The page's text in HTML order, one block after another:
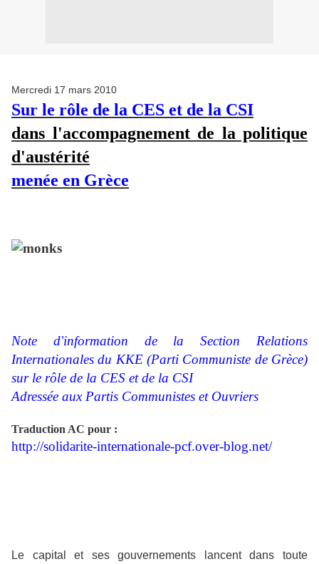
Mercredi 17 mars 2010
Sur le rôle de la CES et de la CSI
dans l'accompagnement de la politique
d'austérité
menée en Grèce
Note d'information de la Section Relations
Internationales du KKE (Parti Communiste de Grèce)
sur le rôle de la CES et de la CSI
Adressée aux Partis Communistes et Ouvriers
Traduction AC pour :
http://solidarite-internationale-pcf.over-blog.net/
Le capital et ses gouvernements lancent dans toute